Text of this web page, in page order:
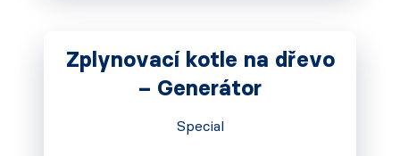
Zplynovací kotle na dřevo
– Generátor
Special